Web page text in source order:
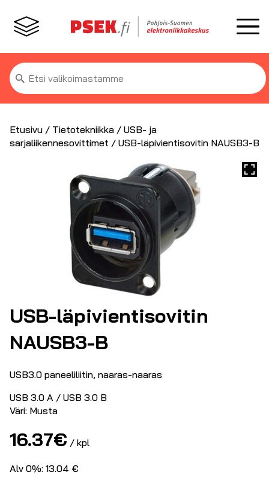
Etsi:
Etusivu / Tietotekniikka / USB- ja
sarjaliikennesovittimet / USB-läpivientisovitin NAUSB3-B
USB-läpivientisovitin
NAUSB3-B
USB3.0 paneeliliitin, naaras-naaras
USB 3.0 A / USB 3.0 B
Väri: Musta
16.37€ / kpl
Alv 0%: 13.04 €